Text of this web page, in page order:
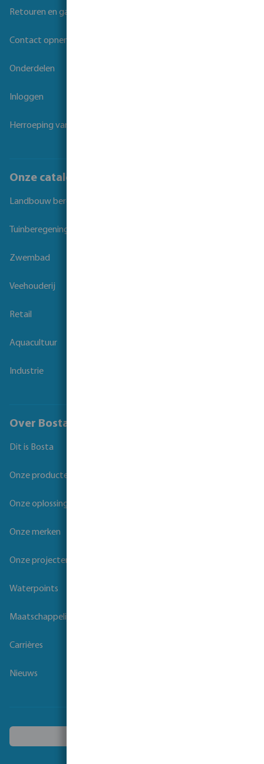
Retouren en garantie
Contact opnemen
Onderdelen
Inloggen
Herroeping van overeenkomst
Onze catalogi
Landbouw beregening
Tuinberegening
Zwembad
Veehouderij
Retail
Aquacultuur
Industrie
Over Bosta
Dit is Bosta
Onze producten
Onze oplossingen
Onze merken
Onze projecten
Waterpoints
Maatschappelijk verantwoord ondernemen
Carrières
Nieuws